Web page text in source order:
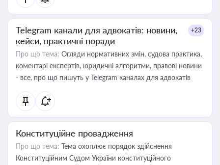
Telegram канали для адвокатів: новини,
кейси, практичні поради
+23
Про що тема: Огляди нормативних змін, судова практика,
коментарі експертів, юридичні алгоритми, правові новини
- все, про що пишуть у Telegram каналах для адвокатів
Конституційне провадження
Про що тема: Тема охоплює порядок здійснення
Конституційним Судом України конституційного